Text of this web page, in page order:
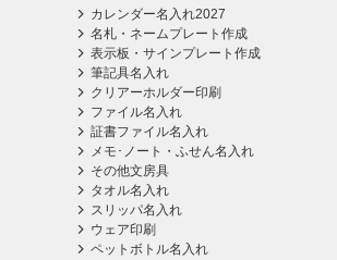
カレンダー名入れ2027
名札・ネームプレート作成
表示板・サインプレート作成
筆記具名入れ
クリアーホルダー印刷
ファイル名入れ
証書ファイル名入れ
メモ･ノート・ふせん名入れ
その他文房具
タオル名入れ
スリッパ名入れ
ウェア印刷
ペットボトル名入れ